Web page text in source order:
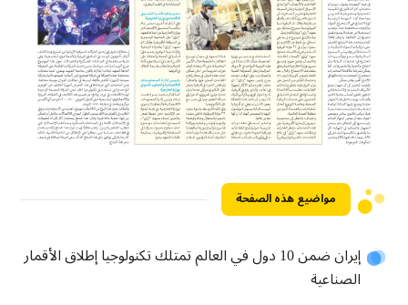
مواضيع هذه الصفحة
إيران ضمن 10 دول في العالم تمتلك تكنولوجيا إطلاق الأقمار
الصناعية